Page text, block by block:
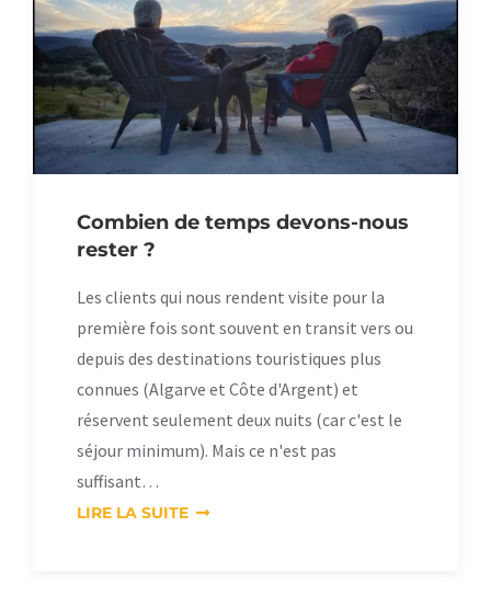
Combien de temps devons-nous
rester ?
Les clients qui nous rendent visite pour la
première fois sont souvent en transit vers ou
depuis des destinations touristiques plus
connues (Algarve et Côte d'Argent) et
réservent seulement deux nuits (car c'est le
séjour minimum). Mais ce n'est pas
suffisant…
LIRE LA SUITE